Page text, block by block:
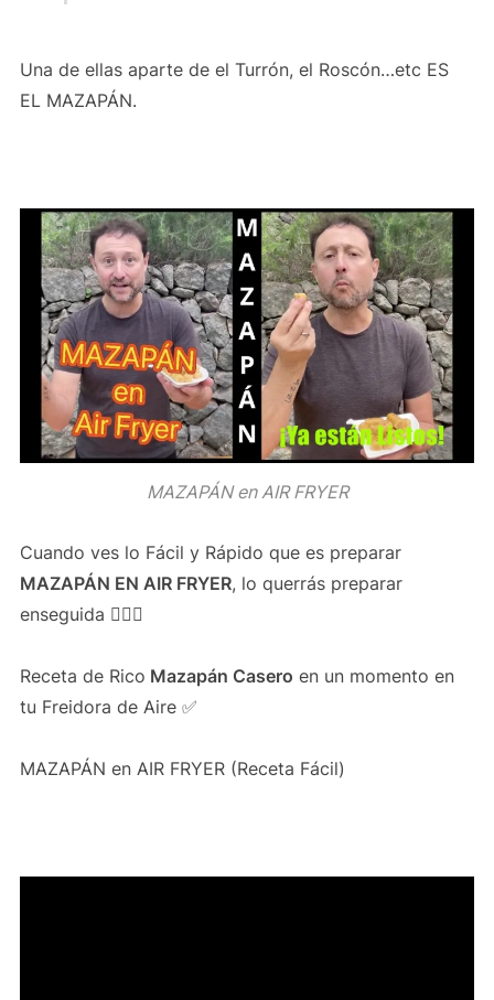
Una de ellas aparte de el Turrón, el Roscón…etc ES
EL MAZAPÁN.
MAZAPÁN en AIR FRYER
Cuando ves lo Fácil y Rápido que es preparar
MAZAPÁN EN AIR FRYER, lo querrás preparar
enseguida 👍🏻😋
Receta de Rico Mazapán Casero en un momento en
tu Freidora de Aire ✅
MAZAPÁN en AIR FRYER (Receta Fácil)